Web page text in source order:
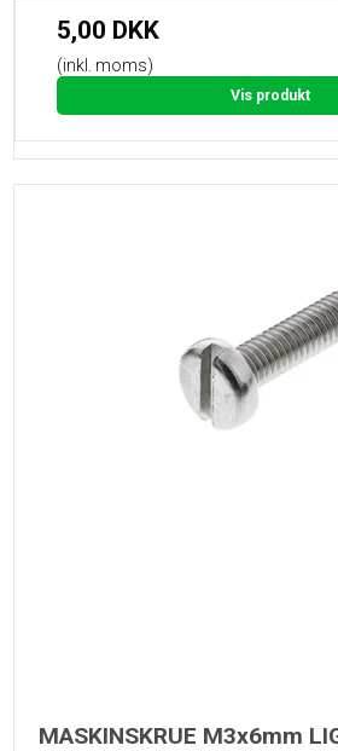
5,00 DKK
(inkl. moms)
Vis produkt
MASKINSKRUE M3x6mm